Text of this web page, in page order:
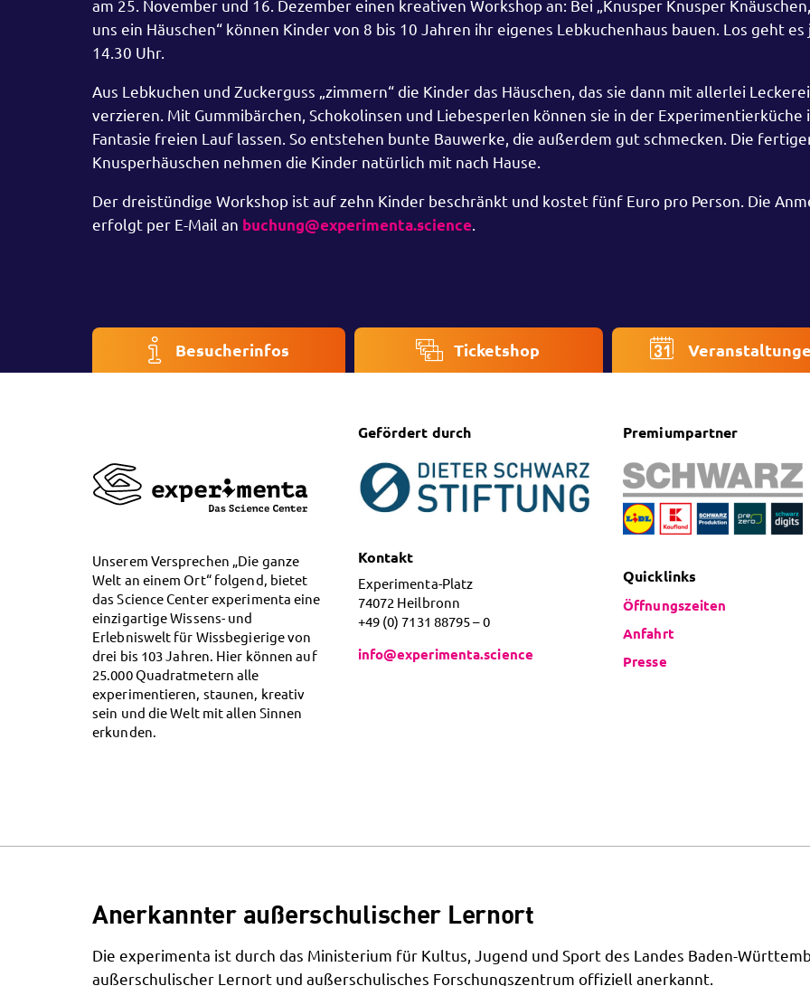
am 25. November und 16. Dezember einen kreativen Workshop an: Bei „Knusper Knusper
uns ein Häuschen“ können Kinder von 8 bis 10 Jahren ihr eigenes Lebkuchenhaus bauen. Los geht
14.30 Uhr.
Aus Lebkuchen und Zuckerguss „zimmern“ die Kinder das Häuschen, das sie dann mit allerlei
verzieren. Mit Gummibärchen, Schokolinsen und Liebesperlen können sie in der Experimentierküche
Fantasie freien Lauf lassen. So entstehen bunte Bauwerke, die außerdem gut schmecken. Die
Knusperhäuschen nehmen die Kinder natürlich mit nach Hause.
Der dreistündige Workshop ist auf zehn Kinder beschränkt und kostet fünf Euro pro Person. Die
erfolgt per E-Mail an buchung@experimenta.science
Besucherinfos Ticketshop
Unserem Versprechen „Die ganze
Welt an einem Ort“ folgend, bietet
das Science Center experimenta eine
einzigartige Wissens- und
Erlebniswelt für Wissbegierige von
drei bis 103 Jahren. Hier können auf
25.000 Quadratmetern alle
experimentieren, staunen, kreativ
sein und die Welt mit allen Sinnen
erkunden.
Gefördert durch
Kontakt
Experimenta-Platz
74072 Heilbronn
+49 (0) 7131 88795 – 0
info@experimenta.science
Premiumpartner
Quicklinks
Öffnungszeiten
Anfahrt
Presse
Anerkannter außerschulischer Lernort
Die experimenta ist durch das Ministerium für Kultus, Jugend und Sport des Landes Baden-
außerschulischer Lernort und außerschulisches Forschungszentrum offiziell anerkannt.